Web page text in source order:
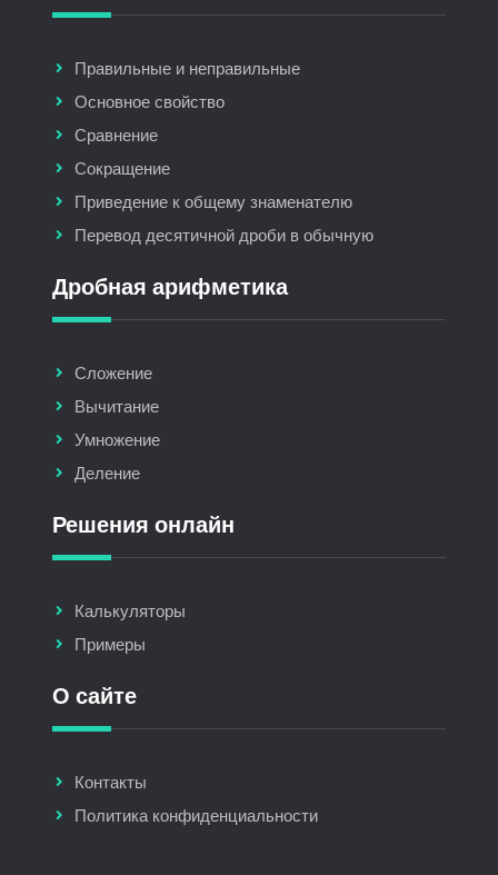
Правильные и неправильные
Основное свойство
Сравнение
Сокращение
Приведение к общему знаменателю
Перевод десятичной дроби в обычную
Дробная арифметика
Сложение
Вычитание
Умножение
Деление
Решения онлайн
Калькуляторы
Примеры
О сайте
Контакты
Политика конфиденциальности